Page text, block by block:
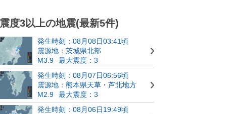
震度3以上の地震(最新5件)
発生時刻：08月08日03:41頃
震源地：茨城県北部
M3.9
最大震度：3
発生時刻：08月07日06:56頃
震源地：熊本県天草・芦北地方
M2.9
最大震度：3
発生時刻：08月06日19:49頃